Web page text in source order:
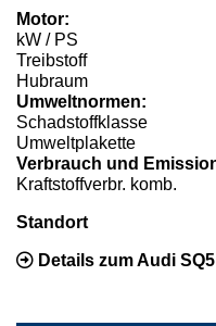
Motor:
kW / PS
Treibstoff
Hubraum
Umweltnormen:
Schadstoffklasse
Umweltplakette
Verbrauch und
Kraftstoffverbr. komb.
Standort
Details zum Audi